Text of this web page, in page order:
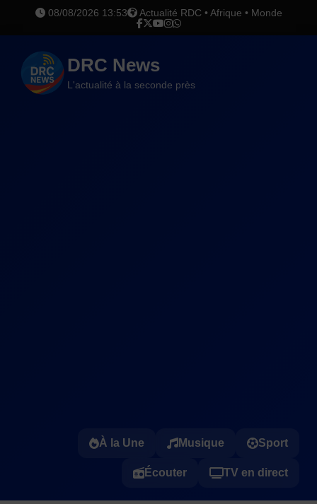
08/08/2026 13:53 Actualité RDC • Afrique • Monde
DRC News
L'actualité à la seconde près
À la Une Musique Sport
Écouter TV en direct